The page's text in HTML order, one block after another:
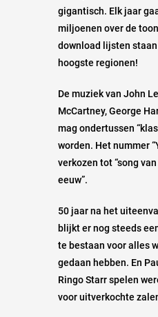
gigantisch. Elk jaar
miljoenen over de
download lijsten
hoogste regionen!
De muziek van John
McCartney, George
mag ondertussen
worden. Het nummer
verkozen tot “song
eeuw”.
50 jaar na het
blijkt er nog steeds
te bestaan voor alles
gedaan hebben. En
Ringo Starr spelen
voor uitverkochte